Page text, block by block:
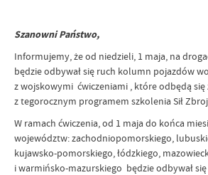
Szanowni Państwo,
Informujemy, że od niedzieli, 1 maja, na
będzie odbywał się ruch kolumn pojazdów
z wojskowymi ćwiczeniami , które odbędą się
z tegorocznym programem szkolenia Sił
W ramach ćwiczenia, od 1 maja do końca
województw: zachodniopomorskiego,
kujawsko-pomorskiego, łódzkiego,
i warmińsko-mazurskiego będzie odbywał